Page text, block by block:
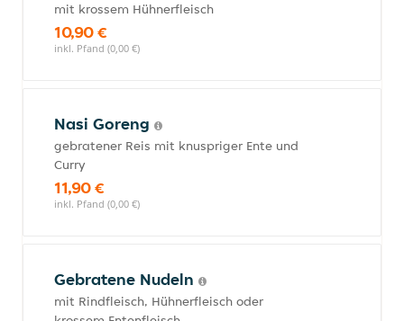
mit krossem Hühnerfleisch
10,90 €
inkl. Pfand (0,00 €)
Nasi Goreng
gebratener Reis mit knuspriger Ente und
Curry
11,90 €
inkl. Pfand (0,00 €)
Gebratene Nudeln
mit Rindfleisch, Hühnerfleisch oder